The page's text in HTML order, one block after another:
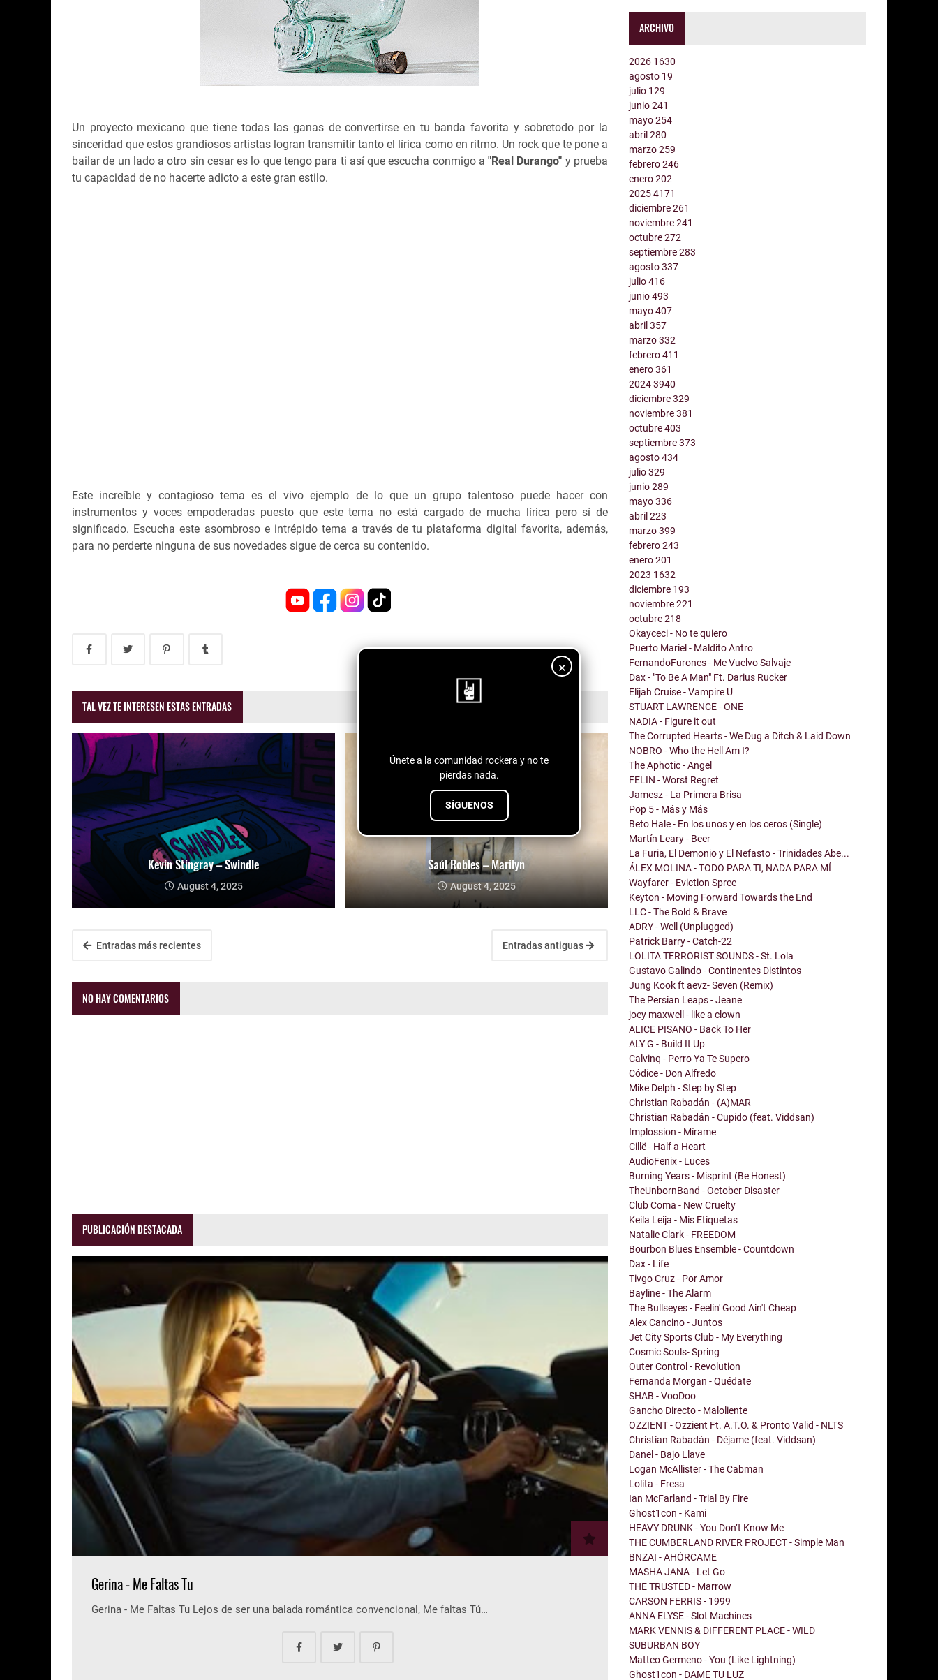
×
Únete a la comunidad rockera y no te
pierdas nada.
SÍGUENOS
Un proyecto mexicano que tiene todas las ganas de convertirse en tu banda favorita y sobretodo por la
sinceridad que estos grandiosos artistas logran transmitir tanto el lírica como en ritmo. Un rock que te pone a
bailar de un lado a otro sin cesar es lo que tengo para ti así que escucha conmigo a"Real Durango" y prueba
tu capacidad de no hacerte adicto a este gran estilo.
Este increíble y contagioso tema es el vivo ejemplo de lo que un grupo talentoso puede hacer con
instrumentos y voces empoderadas puesto que este tema no está cargado de mucha lírica pero sí de
significado. Escucha este asombroso e intrépido tema a través de tu plataforma digital favorita, además,
para no perderte ninguna de sus novedades sigue de cerca su contenido.
TAL VEZ TE INTERESEN ESTAS ENTRADAS
Kevin Stingray – Swindle
August 4, 2025
Saúl Robles – Marilyn
August 4, 2025
Entradas más recientes Entradas antiguas
NO HAY COMENTARIOS
PUBLICACIÓN DESTACADA
Gerina - Me Faltas Tu
Gerina - Me Faltas Tu Lejos de ser una balada romántica convencional, Me faltas Tú…
ARCHIVO
2026 1630
agosto 19
julio 129
junio241
mayo254
abril280
marzo259
febrero246
enero202
20254171
diciembre261
noviembre241
octubre272
septiembre283
agosto337
julio416
junio493
mayo407
abril357
marzo332
febrero411
enero361
20243940
diciembre329
noviembre381
octubre403
septiembre373
agosto434
julio329
junio289
mayo336
abril223
marzo399
febrero243
enero201
2023 1632
diciembre 193
noviembre221
octubre218
Okayceci - No te quiero
Puerto Mariel - Maldito Antro
FernandoFurones - Me Vuelvo Salvaje
Dax - "To Be A Man" Ft. Darius Rucker
Elijah Cruise - Vampire U
STUART LAWRENCE - ONE
NADIA - Figure it out
The Corrupted Hearts - We Dug a Ditch & Laid Down
NOBRO - Who the Hell Am I?
The Aphotic - Angel
FELIN - Worst Regret
Jamesz - La Primera Brisa
Pop 5 - Más y Más
Beto Hale - En los unos y en los ceros (Single)
Martín Leary - Beer
La Furia, El Demonio y El Nefasto - Trinidades Abe...
ÁLEX MOLINA - TODO PARA TI, NADA PARA MÍ
Wayfarer - Eviction Spree
Keyton - Moving Forward Towards the End
LLC - The Bold & Brave
ADRY - Well (Unplugged)
Patrick Barry - Catch-22
LOLITA TERRORIST SOUNDS - St. Lola
Gustavo Galindo - Continentes Distintos
Jung Kook ft aevz- Seven (Remix)
The Persian Leaps - Jeane
joey maxwell - like a clown
ALICE PISANO - Back To Her
ALY G - Build It Up
Calvinq - Perro Ya Te Supero
Códice - Don Alfredo
Mike Delph - Step by Step
Christian Rabadán - (A)MAR
Christian Rabadán - Cupido (feat. Viddsan)
Implossion - Mírame
Cillë - Half a Heart
AudioFenix - Luces
Burning Years - Misprint (Be Honest)
TheUnbornBand - October Disaster
Club Coma - New Cruelty
Keila Leija - Mis Etiquetas
Natalie Clark - FREEDOM
Bourbon Blues Ensemble - Countdown
Dax - Life
Tivgo Cruz - Por Amor
Bayline - The Alarm
The Bullseyes - Feelin' Good Ain't Cheap
Alex Cancino - Juntos
Jet City Sports Club - My Everything
Cosmic Souls- Spring
Outer Control - Revolution
Fernanda Morgan - Quédate
SHAB - VooDoo
Gancho Directo - Maloliente
OZZIENT - Ozzient Ft. A.T.O. & Pronto Valid - NLTS
Christian Rabadán - Déjame (feat. Viddsan)
Danel - Bajo Llave
Logan McAllister - The Cabman
Lolita - Fresa
Ian McFarland - Trial By Fire
Ghost1con - Kami
HEAVY DRUNK - You Don’t Know Me
THE CUMBERLAND RIVER PROJECT - Simple Man
BNZAI - AHÓRCAME
MASHA JANA - Let Go
THE TRUSTED - Marrow
CARSON FERRIS - 1999
ANNA ELYSE - Slot Machines
MARK VENNIS & DIFFERENT PLACE - WILD
SUBURBAN BOY
Matteo Germeno - You (Like Lightning)
Ghost1con - DAME TU LUZ